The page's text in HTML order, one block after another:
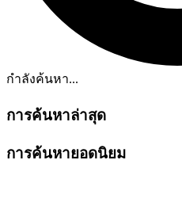
กำลังค้นหา...
การค้นหาล่าสุด
การค้นหายอดนิยม